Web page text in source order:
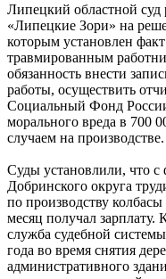
Липецкий областной
«Липецкие Зори» на
которым установлен
травмированным
обязанность внести
работы, осуществить
Социальный Фонд
морального вреда в 700
случаем на производстве.
Суды установлили, что с
Добринского округа
по производству
месяц получал зарплату.
служба судебной
года во время снятия
административного